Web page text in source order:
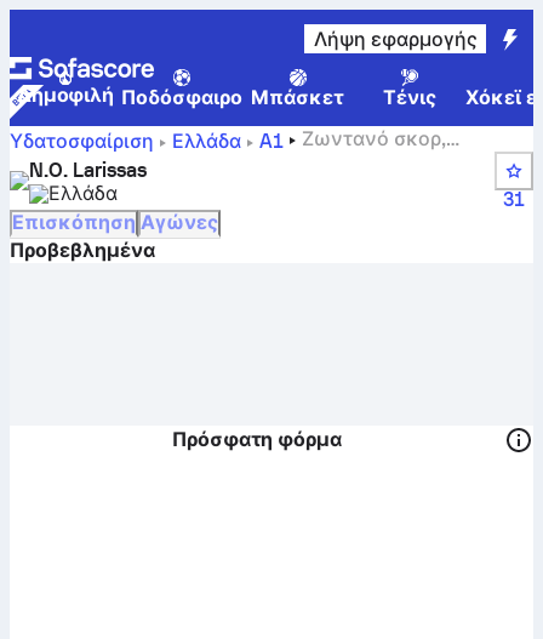
Λήψη εφαρμογής
Δημοφιλή Ποδόσφαιρο Μπάσκετ Τένις
Χόκεϊ
Υδατοσφαίριση
Ελλάδα A1
Ζωντανό σκορ,
πρόγραμμα και αποτελέσματα της N.O. Larissas -
Υδατοσφαίριση
N.O. Larissas
Ελλάδα
31
Επισκόπηση Αγώνες
Προβεβλημένα
Πρόσφατη φόρμα